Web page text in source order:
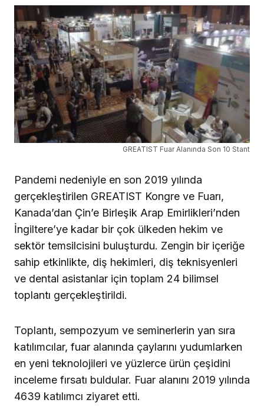
GREATIST Fuar Alanında Son 10 Stant
Pandemi nedeniyle en son 2019 yılında
gerçekleştirilen GREATIST Kongre ve Fuarı,
Kanada’dan Çin’e Birleşik Arap Emirlikleri’nden
İngiltere’ye kadar bir çok ülkeden hekim ve
sektör temsilcisini buluşturdu. Zengin bir içeriğe
sahip etkinlikte, diş hekimleri, diş teknisyenleri
ve dental asistanlar için toplam 24 bilimsel
toplantı gerçekleştirildi.
Toplantı, sempozyum ve seminerlerin yan sıra
katılımcılar, fuar alanında çaylarını yudumlarken
en yeni teknolojileri ve yüzlerce ürün çeşidini
inceleme fırsatı buldular. Fuar alanını 2019 yılında
4639 katılımcı ziyaret etti.